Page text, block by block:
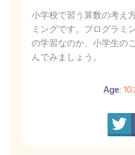
小学校で習う算数の考え
ミングです。プログラミ
の学習なのか、小学生の
んでみましょう。
Age: 10